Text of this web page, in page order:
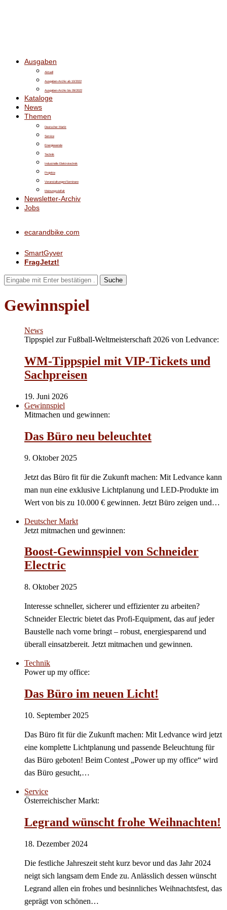
Ausgaben
Aktuell
Ausgaben-Archiv ab 10/2022
Ausgaben-Archiv bis 09/2022
Kataloge
News
Themen
Deutscher Markt
Service
Energiewende
Technik
Industrielle Elektrotechnik
Projekte
Veranstaltungen/Seminare
Meinungsvielfalt
Newsletter-Archiv
Jobs
ecarandbike.com
SmartGyver
FragJetzt!
Suche
Gewinnspiel
News
Tippspiel zur Fußball-Weltmeisterschaft 2026 von Ledvance:
WM-Tippspiel mit VIP-Tickets und
Sachpreisen
19. Juni 2026
Gewinnspiel
Mitmachen und gewinnen:
Das Büro neu beleuchtet
9. Oktober 2025
Jetzt das Büro fit für die Zukunft machen: Mit Ledvance kann
man nun eine exklusive Lichtplanung und LED-Produkte im
Wert von bis zu 10.000 € gewinnen. Jetzt Büro zeigen und…
Deutscher Markt
Jetzt mitmachen und gewinnen:
Boost-Gewinnspiel von Schneider
Electric
8. Oktober 2025
Interesse schneller, sicherer und effizienter zu arbeiten?
Schneider Electric bietet das Profi-Equipment, das auf jeder
Baustelle nach vorne bringt – robust, energiesparend und
überall einsatzbereit. Jetzt mitmachen und gewinnen.
Technik
Power up my office:
Das Büro im neuen Licht!
10. September 2025
Das Büro fit für die Zukunft machen: Mit Ledvance wird jetzt
eine komplette Lichtplanung und passende Beleuchtung für
das Büro geboten! Beim Contest „Power up my office“ wird
das Büro gesucht,…
Service
Österreichischer Markt:
Legrand wünscht frohe Weihnachten!
18. Dezember 2024
Die festliche Jahreszeit steht kurz bevor und das Jahr 2024
neigt sich langsam dem Ende zu. Anlässlich dessen wünscht
Legrand allen ein frohes und besinnliches Weihnachtsfest, das
geprägt von schönen…